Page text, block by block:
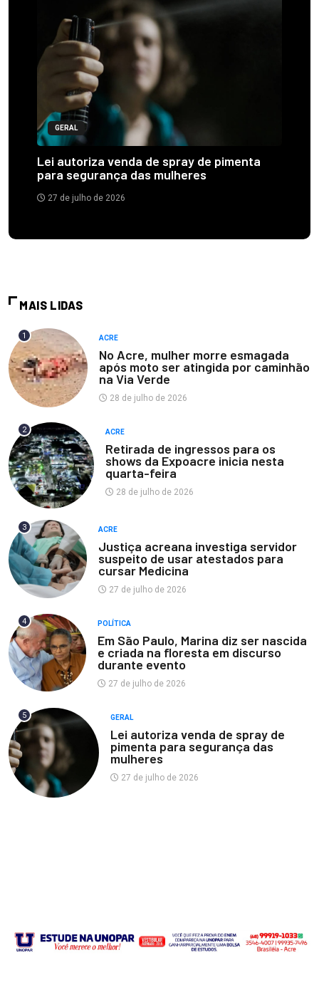
GERAL
Lei autoriza venda de spray de pimenta
para segurança das mulheres
27 de julho de 2026
MAIS LIDAS
1 ACRE
No Acre, mulher morre esmagada
após moto ser atingida por caminhão
na Via Verde
28 de julho de 2026
2 ACRE
Retirada de ingressos para os
shows da Expoacre inicia nesta
quarta-feira
28 de julho de 2026
3 ACRE
Justiça acreana investiga servidor
suspeito de usar atestados para
cursar Medicina
27 de julho de 2026
4 POLÍTICA
Em São Paulo, Marina diz ser nascida
e criada na floresta em discurso
durante evento
27 de julho de 2026
5 GERAL
Lei autoriza venda de spray de
pimenta para segurança das
mulheres
27 de julho de 2026